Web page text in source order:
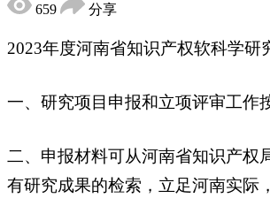
659
分享
2023年度河南省知识产权软科学
一、研究项目申报和立项评审工作
二、申报材料可从河南省知识产权
有研究成果的检索，立足河南实际